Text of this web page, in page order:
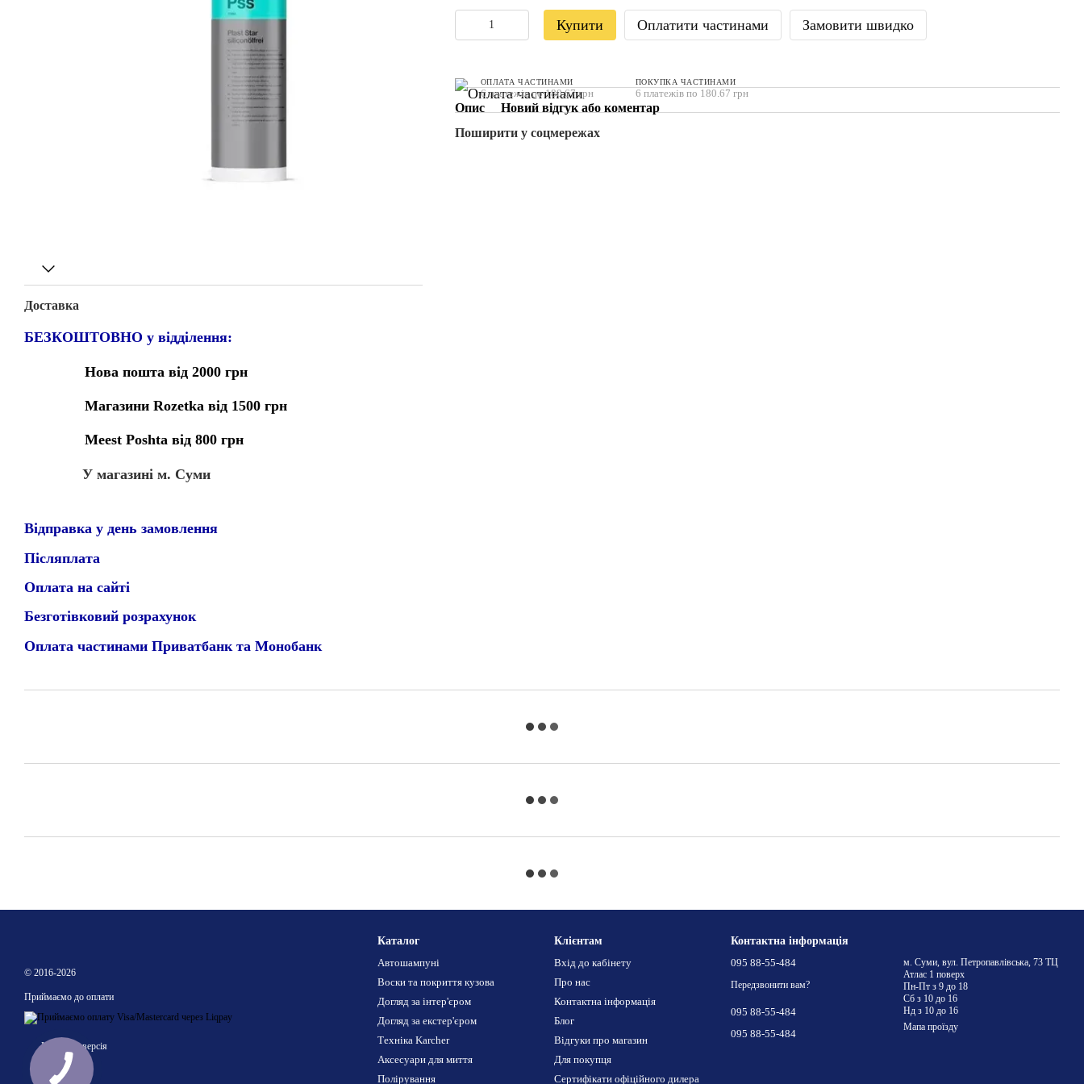
Доставка
БЕЗКОШТОВНО у відділення:
Нова пошта від 2000 грн
Магазини Rozetka від 1500 грн
Meest Poshta від 800 грн
У магазині м. Суми
Відправка у день замовлення
Післяплата
Оплата на сайті
Безготівковий розрахунок
Оплата частинами Приватбанк та Монобанк
Купити Оплатити частинами Замовити швидко
ОПЛАТА ЧАСТИНАМИ
6 платежів по 180.67 грн
ПОКУПКА ЧАСТИНАМИ
6 платежів по 180.67 грн
Опис
Новий відгук або коментар
Поширити у соцмережах
© 2016-2026
Приймаємо до оплати
Мобільна версія
Каталог
Автошампуні
Воски та покриття кузова
Догляд за інтер'єром
Догляд за екстер'єром
Техніка Karcher
Аксесуари для миття
Полірування
Клієнтам
Вхід до кабінету
Про нас
Контактна інформація
Блог
Відгуки про магазин
Для покупця
Сертифікати офіційного дилера
Контактна інформація
095 88-55-484
Передзвонити вам?
095 88-55-484
095 88-55-484
м. Суми, вул. Петропавлівська, 73 ТЦ
Атлас 1 поверх
Пн-Пт з 9 до 18
Сб з 10 до 16
Нд з 10 до 16
Мапа проїзду